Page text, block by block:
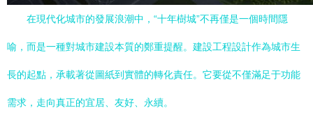
在現代化城市的發展浪潮中，“十年樹城”不再僅是一個時間隱
喻，而是一種對城市建設本質的鄭重提醒。建設工程設計作為城市生
長的起點，承載著從圖紙到實體的轉化責任。它要從不僅滿足于功能
需求，走向真正的宜居、友好、永續。